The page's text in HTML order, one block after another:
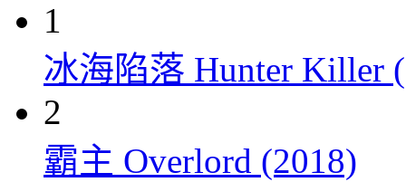
1
冰海陷落 Hunter Killer
2
霸主 Overlord (2018)